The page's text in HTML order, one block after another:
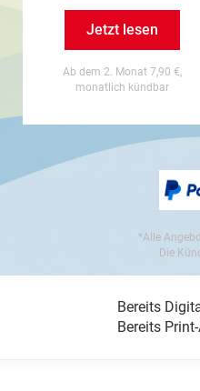
Jetzt lesen
Ab dem 2. Monat 7,90 €,
monatlich kündbar
*Alle
Die
Bereits
Bereits